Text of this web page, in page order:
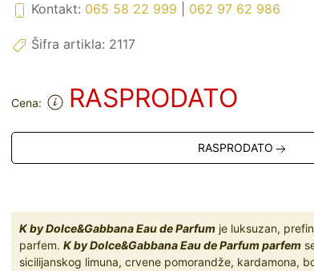
Kontakt: 065 58 22 999 062 97 62 986
Šifra artikla: 2117
Cena: RASPRODATO
RASPRODATO
K by Dolce&Gabbana Eau de Parfum je luksuzan,
parfem. K by Dolce&Gabbana Eau de Parfum parfem
sicilijanskog limuna, crvene pomorandže, kardamona,